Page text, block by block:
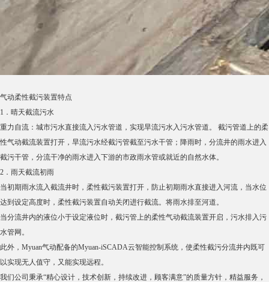
气动柔性截污装置特点
1．晴天截流污水
重力自流：城市污水直接流入污水管道，实现旱流污水入污水管道。 截污管道上的柔
性气动截流装置打开，旱流污水经截污管截至污水干管；降雨时，分流井的雨水进入
截污干管，分流干净的雨水进入下游的市政雨水管或就近的自然水体。
2．雨天截流初雨
当初期雨水流入截流井时，柔性截污装置打开，防止初期雨水直接进入河流，当水位
达到设定高度时，柔性截污装置自动关闭进行截流。将雨水排至河道。
当分流井内的液位小于设定液位时，截污管上的柔性气动截流装置开启，污水排入污
水管网。
此外，Myuan气动配备的Myuan-iSCADA云智能控制系统，使柔性截污分流井内既可
以实现无人值守，又能实现远程。
我们公司秉承“精心设计，技术创新，持续改进，顾客满意”的质量方针，精益服务，